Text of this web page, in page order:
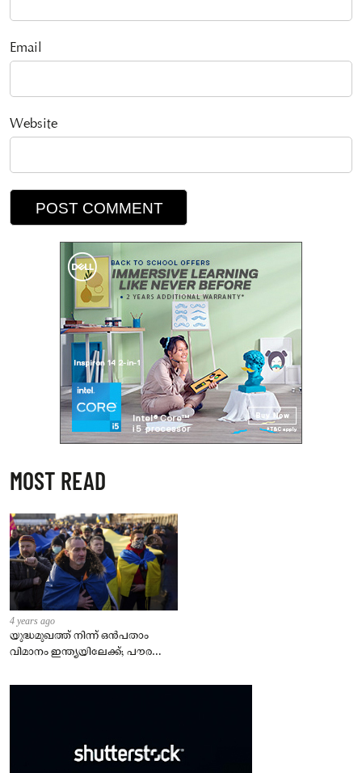
Email
Website
MOST READ
4 years ago
യുദ്ധമുഖത്ത് നിന്ന് ഒൻപതാം
വിമാനം ഇന്ത്യയിലേക്ക്; പൗരന്മാർ
– കേന്ദ്രം